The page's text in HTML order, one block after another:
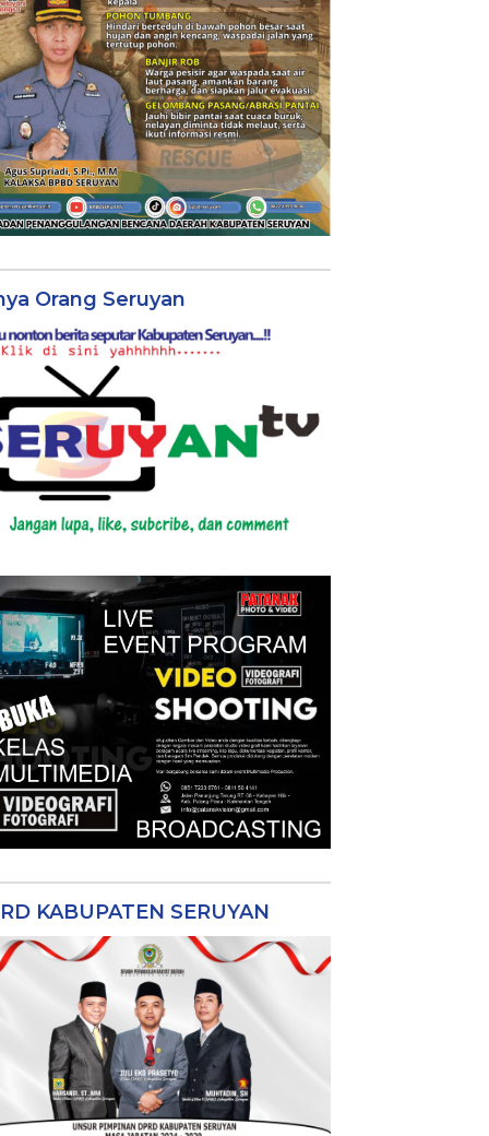
Orang Seruyan
KABUPATEN SERUYAN